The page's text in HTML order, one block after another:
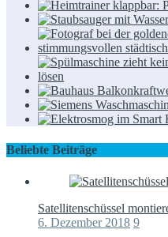
Beliebte Beiträge
Satellitenschüssel
6. Dezember 2018 9